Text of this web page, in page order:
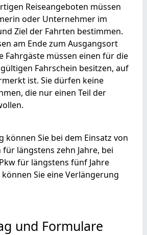
Reiseangeboten müssen
oder Unternehmer im
Ziel der Fahrten bestimmen.
am Ende zum Ausgangsort
Fahrgäste müssen einen für die
Fahrschein besitzen, auf
ist. Sie dürfen keine
die nur einen Teil der
können Sie bei dem Einsatz von
längstens zehn Jahre, bei
für längstens fünf Jahre
Sie eine Verlängerung
und Formulare